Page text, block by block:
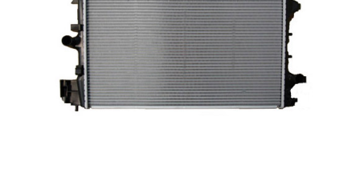
Bedrijfswagen parts
Contact
Inloggen / Registreren